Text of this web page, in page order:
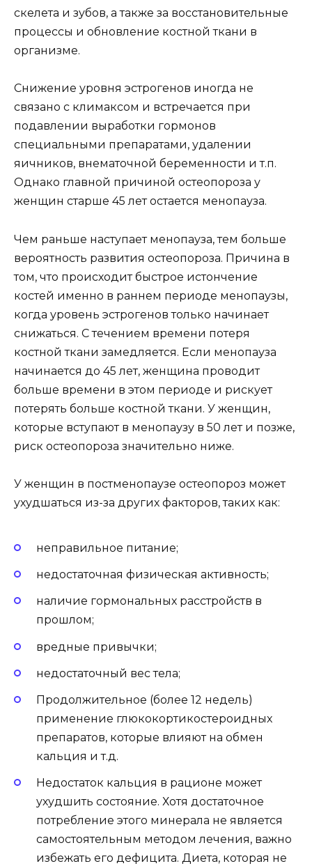
скелета и зубов, а также за восстановительные
процессы и обновление костной ткани в
организме.
Снижение уровня эстрогенов иногда не
связано с климаксом и встречается при
подавлении выработки гормонов
специальными препаратами, удалении
яичников, внематочной беременности и т.п.
Однако главной причиной остеопороза у
женщин старше 45 лет остается менопауза.
Чем раньше наступает менопауза, тем больше
вероятность развития остеопороза. Причина в
том, что происходит быстрое истончение
костей именно в раннем периоде менопаузы,
когда уровень эстрогенов только начинает
снижаться. С течением времени потеря
костной ткани замедляется. Если менопауза
начинается до 45 лет, женщина проводит
больше времени в этом периоде и рискует
потерять больше костной ткани. У женщин,
которые вступают в менопаузу в 50 лет и позже,
риск остеопороза значительно ниже.
У женщин в постменопаузе остеопороз может
ухудшаться из-за других факторов, таких как:
неправильное питание;
недостаточная физическая активность;
наличие гормональных расстройств в
прошлом;
вредные привычки;
недостаточный вес тела;
Продолжительное (более 12 недель)
применение глюкокортикостероидных
препаратов, которые влияют на обмен
кальция и т.д.
Недостаток кальция в рационе может
ухудшить состояние. Хотя достаточное
потребление этого минерала не является
самостоятельным методом лечения, важно
избежать его дефицита. Диета, которая не